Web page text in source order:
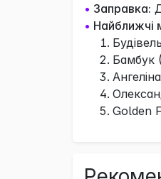
• Заправка:
• Найближчі
Бамбук
Golden